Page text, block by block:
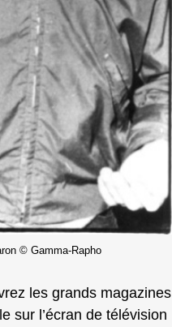
© Gamma-Rapho
les grands magazines
sur l’écran de télévision